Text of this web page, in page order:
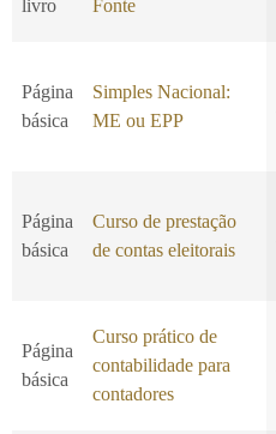
livro
Fonte
Página
básica
Simples Nacional:
ME ou EPP
Página
básica
Curso de prestação
de contas eleitorais
Página
básica
Curso prático de
contabilidade para
contadores